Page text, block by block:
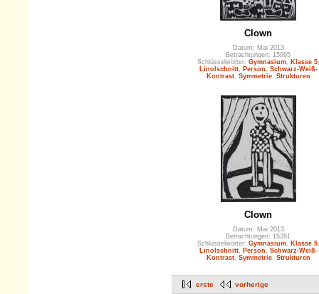
Clown
Datum: Mai 2013
Betrachtungen: 15995
Schlüsselwörter: Gymnasium, Klasse 5,
Linolschnitt, Person
Schwarz-Weiß-
Kontrast, Symmetrie, Strukturen
Clown
Datum: Mai 2013
Betrachtungen: 15281
Schlüsselwörter: Gymnasium, Klasse 5,
Linolschnitt, Person
Schwarz-Weiß-
Kontrast, Symmetrie, Strukturen
erste vorherige